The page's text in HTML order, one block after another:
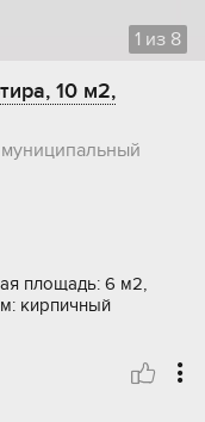
1 из 8
10 м2,
площадь: 6 м2,
кирпичный